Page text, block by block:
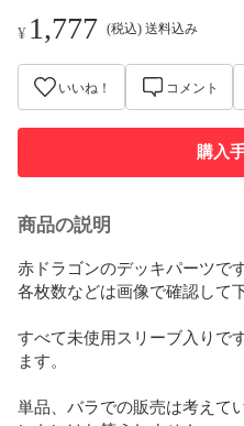
¥ 1,777 (税込) 送料込み
いいね！ コメント
購入
商品の説明
赤ドラゴンのデッキパーツです
各枚数などは画像で確認して下
すべて未使用スリーブ入りで
ます。
単品、バラでの販売は考えて